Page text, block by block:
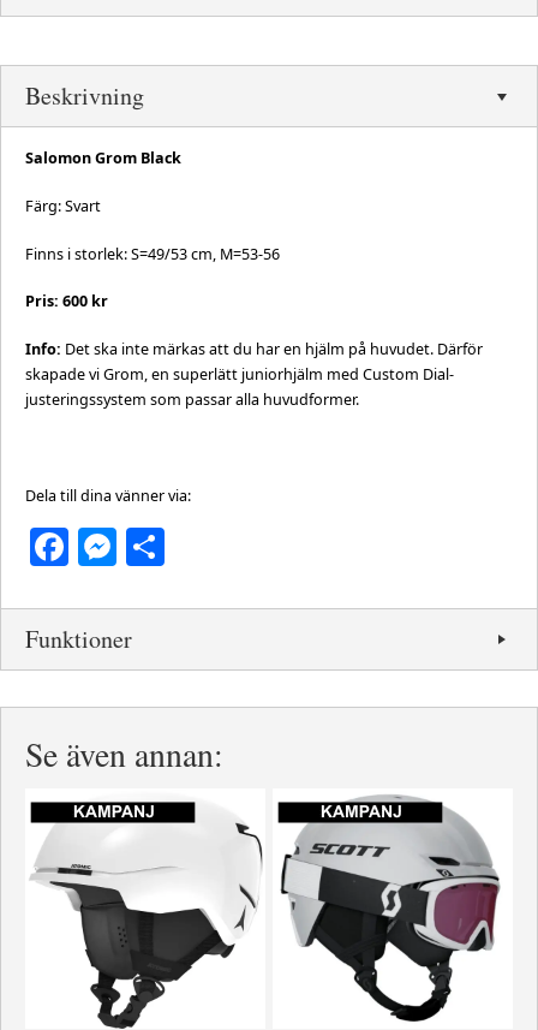
Beskrivning
Salomon Grom Black
Färg: Svart
Finns i storlek: S=49/53 cm, M=53-56
Pris: 600 kr
Info: Det ska inte märkas att du har en hjälm på huvudet. Därför
skapade vi Grom, en superlätt juniorhjälm med Custom Dial-
justeringssystem som passar alla huvudformer.
Dela till dina vänner via:
Facebook
Messenger
Funktioner
Se även annan: